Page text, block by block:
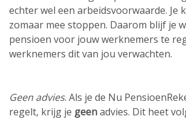
echter wel een arbeidsvoor­waarde. Je
zomaar mee stoppen. Daarom blijf je
pensioen voor jouw werknemers te
werknemers dit van jou verwachten.
Geen advies. Als je de Nu
regelt, krijg je geenadvies. Dit heet